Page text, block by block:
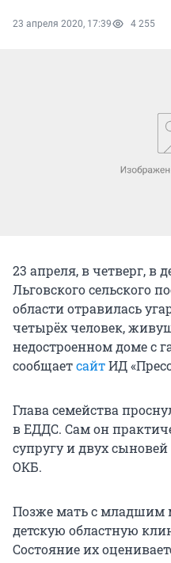
23 апреля 2020, 17:39 4 255
23 апреля, в четверг, в
Льговского сельского
области отравилась
четырёх человек,
недостроенном доме с
сообщаетсайтИД
Глава семейства
в ЕДДС. Сам он
супругу и двух
ОКБ.
Позже мать с младшим
детскую областную
Состояние их